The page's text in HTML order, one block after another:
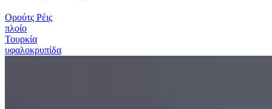
Ορούτς Ρέις
πλοίο
Τουρκία
υφαλοκρυπίδα